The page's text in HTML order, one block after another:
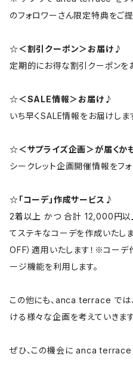
のフォロワーさん限定特典をご提
☆＜割引クーポン＞お届け♪
定期的にお得な割引クーポンを
☆＜SALE情報＞お届け♪
いち早くSALE情報をお届けしま
☆＜サプライズ企画＞が届くか
シークレット企画開催情報をフ
☆「コーデ」作成サービス♪
2着以上 かつ 合計 12,000円以
てステキなコーデを作成いたし
OFF）適用いたします！※コーデ
ージ機能を利用します。
この他にも、anca terrace では
ける様々な企画を考えていきます
ぜひ、この機会に anca terrace